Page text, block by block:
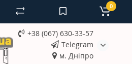
+38 (067) 630-33-57
Telegram
м. Дніпро
0